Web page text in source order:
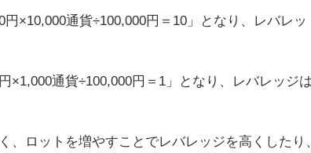
×10,000通貨÷100,000円＝10」となり、レバレッ
×1,000通貨÷100,000円＝1」となり、レバレッジ
、ロットを増やすことでレバレッジを高くしたり